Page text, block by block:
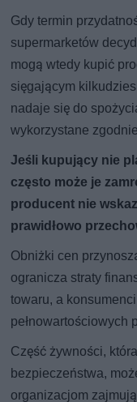
Gdy termin
supermarketów
mogą wtedy kupić
sięgającym
nadaje się do
wykorzystane
Jeśli kupujący nie
często może je
producent nie
prawidłowo
Obniżki cen
ogranicza straty
towaru, a
pełnowartościowych
Część żywności,
bezpieczeństwa,
organizacjom